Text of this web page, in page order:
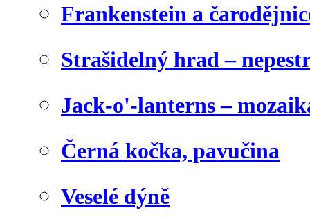
Frankenstein a
Strašidelný hrad –
Jack-o'-lanterns –
Černá kočka, pavučina
Veselé dýně